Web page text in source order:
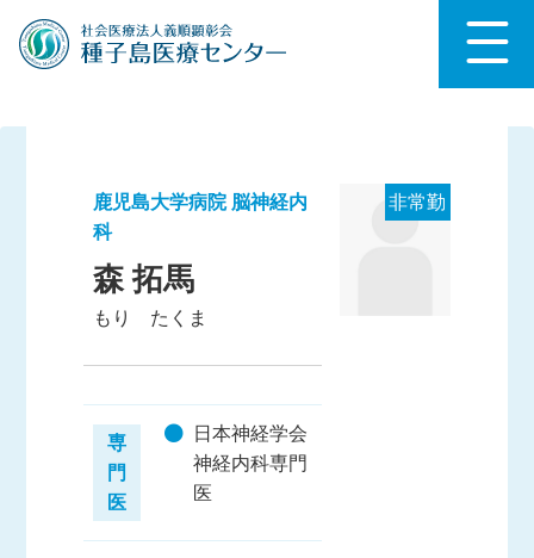
非常勤
鹿児島大学病院 脳神経内
科
森 拓馬
もり たくま
専
門
医
日本神経学会
神経内科専門
医